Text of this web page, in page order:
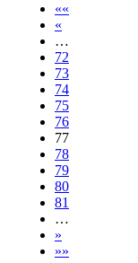
««
«
…
72
73
74
75
76
77
78
79
80
81
…
»
»»